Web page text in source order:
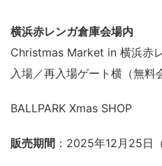
横浜赤レンガ倉庫会場内
Christmas Market in 横浜赤
入場／再入場ゲート横（無料
BALLPARK Xmas SHOP
販売期間 ：2025年12月25日